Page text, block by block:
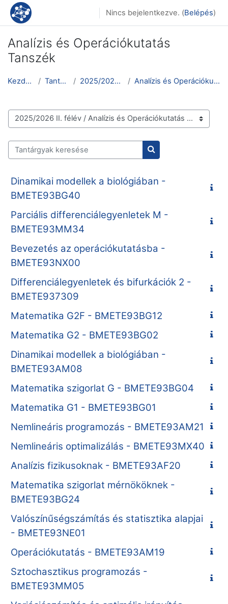
Tovább a fő tartalomhoz
Nincs bejelentkezve. (Belépés)
Analízis és Operációkutatás
Tanszék
Kezdőoldal Tantárgyak 2025/2026 II. félév Analízis és Operációkutatás Tanszék
Tantárgykategóriák
Tantárgyak keresése
Tantárgyak keresése
Dinamikai modellek a biológiában -
BMETE93BG40
Parciális differenciálegyenletek M -
BMETE93MM34
Bevezetés az operációkutatásba -
BMETE93NX00
Differenciálegyenletek és bifurkációk 2 -
BMETE937309
Matematika G2F - BMETE93BG12
Matematika G2 - BMETE93BG02
Dinamikai modellek a biológiában -
BMETE93AM08
Matematika szigorlat G - BMETE93BG04
Matematika G1 - BMETE93BG01
Nemlineáris programozás - BMETE93AM21
Nemlineáris optimalizálás - BMETE93MX40
Analízis fizikusoknak - BMETE93AF20
Matematika szigorlat mérnököknek -
BMETE93BG24
Valószínűségszámítás és statisztika alapjai
- BMETE93NE01
Operációkutatás - BMETE93AM19
Sztochasztikus programozás -
BMETE93MM05